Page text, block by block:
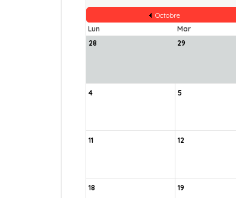
Octobre
Lun
Mar
28
29
4 5
11 12
18 19